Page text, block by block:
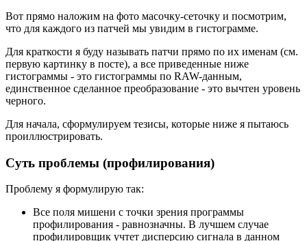
Вот прямо наложим на фото масочку-сеточку и посмотрим,
что для каждого из патчей мы увидим в гистограмме.
Для краткости я буду называть патчи прямо по их именам (см.
первую картинку в посте), а все приведенные ниже
гистограммы - это гистограммы по RAW-данным,
единственное сделанное преобразование - это вычтен уровень
черного.
Для начала, сформулируем тезисы, которые ниже я пытаюсь
проиллюстрировать.
Суть проблемы (профилирования)
Проблему я формулирую так:
Все поля мишени с точки зрения программы
профилирования - равнозначны. В лучшем случае
профилировщик учтет дисперсию сигнала в данном